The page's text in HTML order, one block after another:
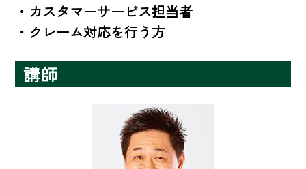
・カスタマーサービス担当者
・クレーム対応を行う方
講師